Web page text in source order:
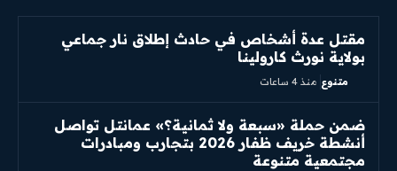
مقتل عدة أشخاص في حادث إطلاق نار جماعي
بولاية نورث كارولينا
متنوع منذ 4 ساعات
ضمن حملة «سبعة ولا ثمانية؟» عمانتل تواصل
أنشطة خريف ظفار 2026 بتجارب ومبادرات
مجتمعية متنوعة